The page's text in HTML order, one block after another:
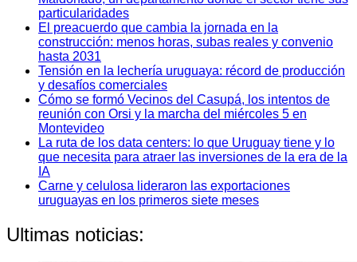
particularidades
El preacuerdo que cambia la jornada en la
construcción: menos horas, subas reales y convenio
hasta 2031
Tensión en la lechería uruguaya: récord de producción
y desafíos comerciales
Cómo se formó Vecinos del Casupá, los intentos de
reunión con Orsi y la marcha del miércoles 5 en
Montevideo
La ruta de los data centers: lo que Uruguay tiene y lo
que necesita para atraer las inversiones de la era de la
IA
Carne y celulosa lideraron las exportaciones
uruguayas en los primeros siete meses
Ultimas noticias: